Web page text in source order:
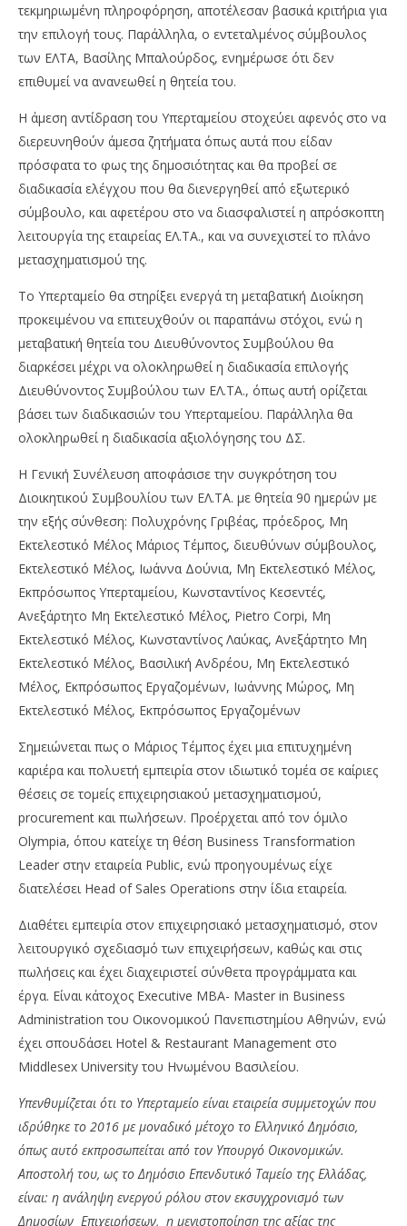
τεκμηριωμένη πληροφόρηση, αποτέλεσαν βασικά κριτήρια για
την επιλογή τους. Παράλληλα, ο εντεταλμένος σύμβουλος
των ΕΛΤΑ, Βασίλης Μπαλούρδος, ενημέρωσε ότι δεν
επιθυμεί να ανανεωθεί η θητεία του.
Η άμεση αντίδραση του Υπερταμείου στοχεύει αφενός στο να
διερευνηθούν άμεσα ζητήματα όπως αυτά που είδαν
πρόσφατα το φως της δημοσιότητας και θα προβεί σε
διαδικασία ελέγχου που θα διενεργηθεί από εξωτερικό
σύμβουλο, και αφετέρου στο να διασφαλιστεί η απρόσκοπτη
λειτουργία της εταιρείας ΕΛ.ΤΑ., και να συνεχιστεί το πλάνο
μετασχηματισμού της.
Το Υπερταμείο θα στηρίξει ενεργά τη μεταβατική Διοίκηση
προκειμένου να επιτευχθούν οι παραπάνω στόχοι, ενώ η
μεταβατική θητεία του Διευθύνοντος Συμβούλου θα
διαρκέσει μέχρι να ολοκληρωθεί η διαδικασία επιλογής
Διευθύνοντος Συμβούλου των ΕΛ.ΤΑ., όπως αυτή ορίζεται
βάσει των διαδικασιών του Υπερταμείου. Παράλληλα θα
ολοκληρωθεί η διαδικασία αξιολόγησης του ΔΣ.
Η Γενική Συνέλευση αποφάσισε την συγκρότηση του
Διοικητικού Συμβουλίου των ΕΛ.ΤΑ. με θητεία 90 ημερών με
την εξής σύνθεση: Πολυχρόνης Γριβέας, πρόεδρος, Μη
Εκτελεστικό Μέλος Μάριος Τέμπος, διευθύνων σύμβουλος,
Εκτελεστικό Μέλος, Ιωάννα Δούνια, Μη Εκτελεστικό Μέλος,
Εκπρόσωπος Υπερταμείου, Κωνσταντίνος Κεσεντές,
Ανεξάρτητο Μη Εκτελεστικό Μέλος, Pietro Corpi, Μη
Εκτελεστικό Μέλος, Κωνσταντίνος Λαύκας, Ανεξάρτητο Μη
Εκτελεστικό Μέλος, Βασιλική Ανδρέου, Μη Εκτελεστικό
Μέλος, Εκπρόσωπος Εργαζομένων, Ιωάννης Μώρος, Μη
Εκτελεστικό Μέλος, Εκπρόσωπος Εργαζομένων
Σημειώνεται πως ο Μάριος Τέμπος έχει μια επιτυχημένη
καριέρα και πολυετή εμπειρία στον ιδιωτικό τομέα σε καίριες
θέσεις σε τομείς επιχειρησιακού μετασχηματισμού,
procurement και πωλήσεων. Προέρχεται από τον όμιλο
Olympia, όπου κατείχε τη θέση Business Transformation
Leader στην εταιρεία Public, ενώ προηγουμένως είχε
διατελέσει Head of Sales Operations στην ίδια εταιρεία.
Διαθέτει εμπειρία στον επιχειρησιακό μετασχηματισμό, στον
λειτουργικό σχεδιασμό των επιχειρήσεων, καθώς και στις
πωλήσεις και έχει διαχειριστεί σύνθετα προγράμματα και
έργα. Είναι κάτοχος Executive MBA- Master in Business
Administration του Οικονομικού Πανεπιστημίου Αθηνών, ενώ
έχει σπουδάσει Hotel & Restaurant Management στο
Middlesex University του Ηνωμένου Βασιλείου.
Υπενθυμίζεται ότι το Υπερταμείο είναι εταιρεία συμμετοχών που
ιδρύθηκε το 2016 με μοναδικό μέτοχο το Ελληνικό Δημόσιο,
όπως αυτό εκπροσωπείται από τον Υπουργό Οικονομικών.
Αποστολή του, ως το Δημόσιο Επενδυτικό Ταμείο της Ελλάδας,
είναι: η ανάληψη ενεργού ρόλου στον εκσυγχρονισμό των
Δημοσίων Επιχειρήσεων, η μεγιστοποίηση της αξίας της